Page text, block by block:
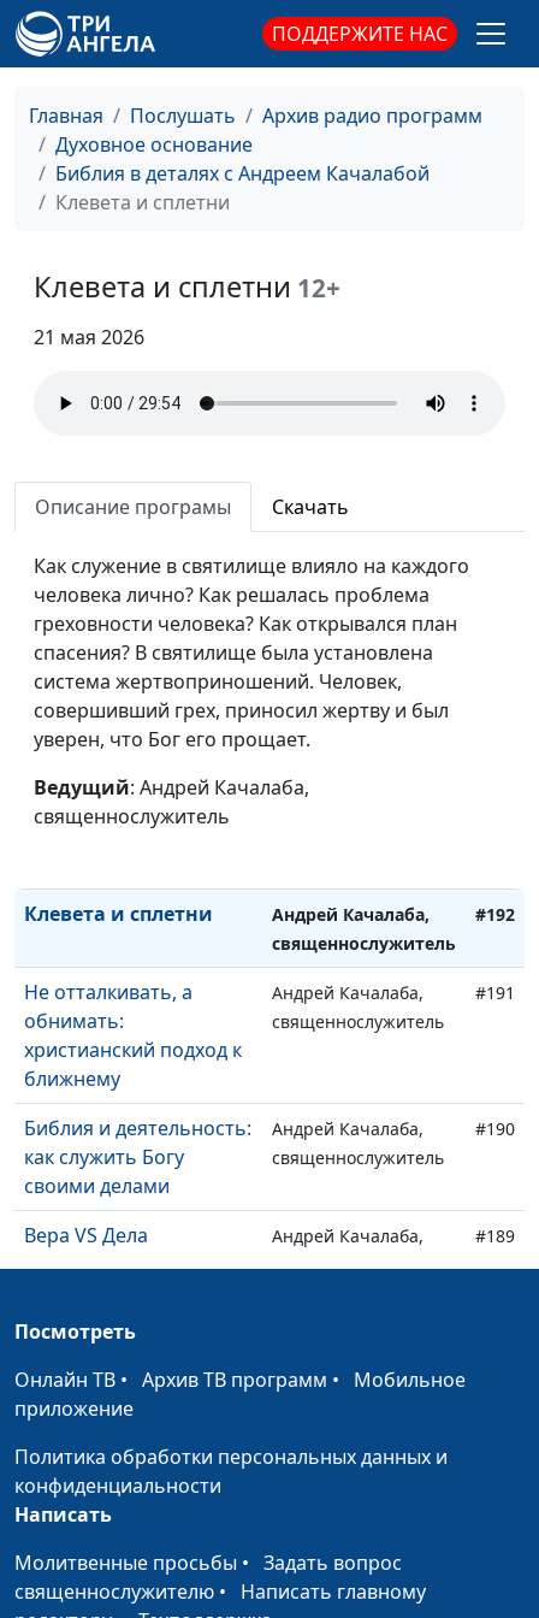
ПОДДЕРЖИТЕ НАС
Главная Послушать
Архив радио программ
Духовное основание
Библия в деталях с Андреем Качалабой
Клевета и сплетни
Клевета и сплетни 12+
21 мая 2026
Описание програмы Скачать
Как служение в святилище влияло на каждого
человека лично? Как решалась проблема
греховности человека? Как открывался план
спасения? В святилище была установлена
система жертвоприношений. Человек,
совершивший грех, приносил жертву и был
уверен, что Бог его прощает.
Ведущий: Андрей Качалаба,
священнослужитель
Божья
священнослужитель
Попробуй не грешить
Андрей Качалаба,
#202
Помоги мне забыть
священнослужитель
христианства: от
священнослужитель
Божья помощь в
искушениях: обретая
Андрей Качалаба,
Когда конец света?
Андрей Качалаба,
священнослужитель
В ожидании Христа: как
не упустить главное
Андрей Качалаба,
священнослужитель
Обращённый в Господе
- кто он?
Андрей Качалаба,
священнослужитель
Закон Божий: путь к
Клевета и сплетни
Андрей Качалаба,
священнослужитель
#192
Не отталкивать, а
обнимать:
христианский подход к
ближнему
Андрей Качалаба,
священнослужитель
#191
Библия и деятельность:
как служить Богу
своими делами
Андрей Качалаба,
священнослужитель
#190
Вера VS Дела
Андрей Качалаба,
священнослужитель
#189
Библия: руководство к
действию, а не
оправдание
бездействия
Андрей Качалаба,
Сила в Имени Христа
священнослужитель
От земного дома к Андрей Качалаба,
Посмотреть
Онлайн ТВ • Архив ТВ программ • Мобильное
приложение
Политика обработки персональных данных и
конфиденциальности
Написать
Молитвенные просьбы • Задать вопрос
священнослужителю • Написать главному